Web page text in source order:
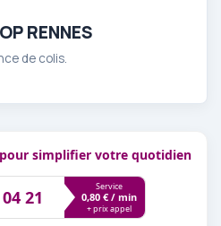
RENNES
de colis.
pour simplifier votre quotidien
21
Service
0,80 € / min
+ prix appel